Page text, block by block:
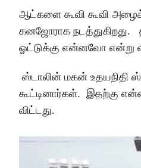
ஆட்களை கூவி கூவி
கனஜோராக நடத்துகிறது.
ஓட்டுக்கு என்னவோ என்று
ஸ்டாலின் மகன் உதயநிதி
கூட்டினார்கள். இதற்கு
விட்டது.